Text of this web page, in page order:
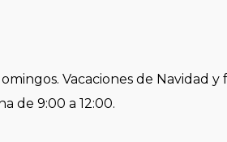
Vacaciones de Navidad
de 9:00 a 12:00.